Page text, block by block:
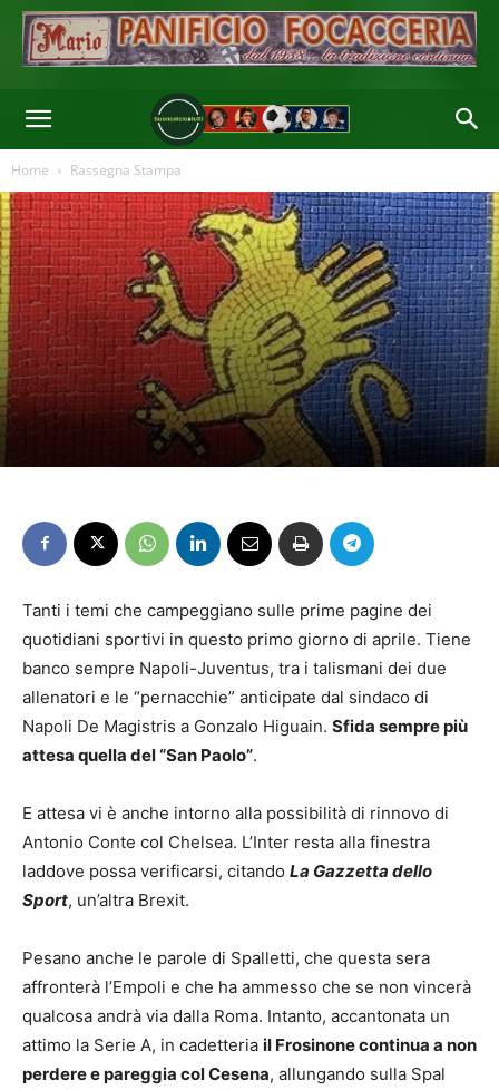
Home Rassegna Stampa
Tanti i temi che campeggiano sulle prime pagine dei
quotidiani sportivi in questo primo giorno di aprile. Tiene
banco sempre Napoli-Juventus, tra i talismani dei due
allenatori e le “pernacchie” anticipate dal sindaco di
Napoli De Magistris a Gonzalo Higuain. Sfida sempre più
attesa quella del “San Paolo”.
E attesa vi è anche intorno alla possibilità di rinnovo di
Antonio Conte col Chelsea. L’Inter resta alla finestra
laddove possa verificarsi, citando La Gazzetta dello
Sport, un’altra Brexit.
Pesano anche le parole di Spalletti, che questa sera
affronterà l’Empoli e che ha ammesso che se non vincerà
qualcosa andrà via dalla Roma. Intanto, accantonata un
attimo la Serie A, in cadetteria il Frosinone continua a non
perdere e pareggia col Cesena, allungando sulla Spal